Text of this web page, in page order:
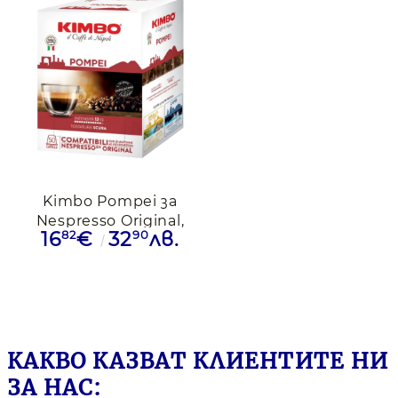
Kimbo Pompei за
Nespresso Original,
50 капсули
1682€ 3290лв.
КАКВО КАЗВАТ КЛИЕНТИТЕ НИ
ЗА НАС: